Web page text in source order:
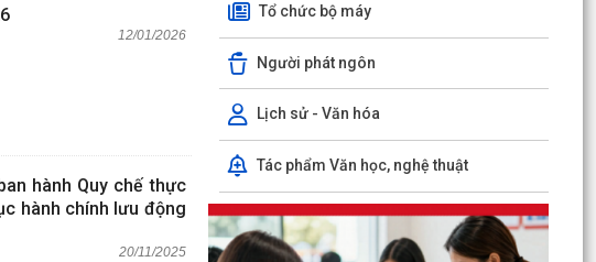
12/01/2026
hành Quy chế thực
hành chính lưu động
20/11/2025
Tổ chức bộ máy
Người phát ngôn
Lịch sử - Văn hóa
Tác phẩm Văn học, nghệ thuật